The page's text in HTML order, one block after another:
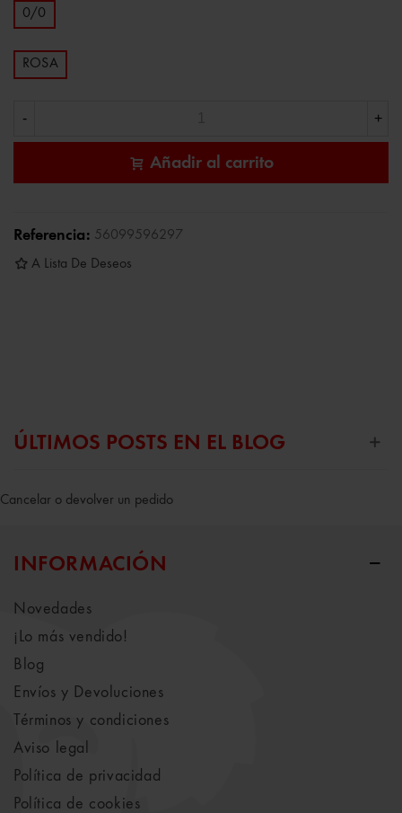
0/0
ROSA
- +
Añadir al carrito
Referencia: 56099596297
A Lista De Deseos
ÚLTIMOS POSTS EN EL BLOG
Cancelar o devolver un pedido
INFORMACIÓN
Novedades
¡Lo más vendido!
Blog
Envíos y Devoluciones
Términos y condiciones
Aviso legal
Política de privacidad
Política de cookies